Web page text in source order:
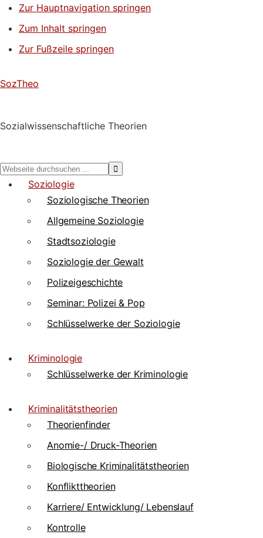
Zur Hauptnavigation springen
Zum Inhalt springen
Zur Fußzeile springen
SozTheo
Sozialwissenschaftliche Theorien
Webseite
durchsuchen
Soziologie
Soziologische Theorien
Allgemeine Soziologie
Stadtsoziologie
Soziologie der Gewalt
Polizeigeschichte
Seminar: Polizei & Pop
Schlüsselwerke der Soziologie
Kriminologie
Schlüsselwerke der Kriminologie
Kriminalitätstheorien
Theorienfinder
Anomie-/ Druck-Theorien
Biologische Kriminalitätstheorien
Konflikttheorien
Karriere/ Entwicklung/ Lebenslauf
Kontrolle